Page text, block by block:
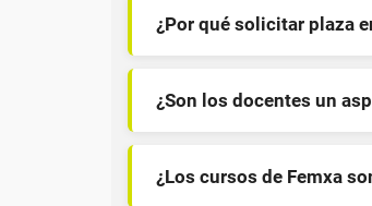
¿Por qué solicitar plaza
¿Son los docentes un
¿Los cursos de Femxa